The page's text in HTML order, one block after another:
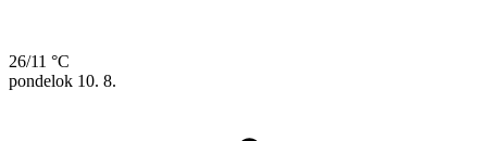
26/11 °C
pondelok 10. 8.